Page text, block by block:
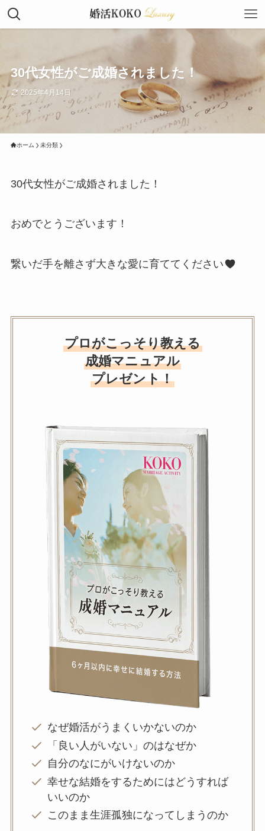
30代女性がご成婚されました！
2025年4月14日
ホーム 未分類
30代女性がご成婚されました！
おめでとうございます！
繋いだ手を離さず大きな愛に育ててください
プロがこっそり教える
成婚マニュアル
プレゼント！
なぜ婚活がうまくいかないのか
「良い人がいない」のはなぜか
自分のなにがいけないのか
幸せな結婚をするためにはどうすれば
いいのか
このまま生涯孤独になってしまうのか